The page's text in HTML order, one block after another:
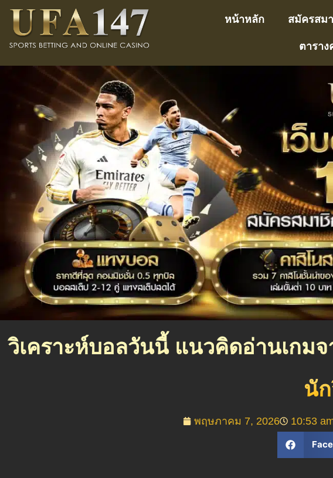
หน้าหลัก สมัครสม
ตารา
วิเคราะห์บอลวันนี้ แนวคิดอ่านเกม
นั
พฤษภาคม 7, 2026 10:53